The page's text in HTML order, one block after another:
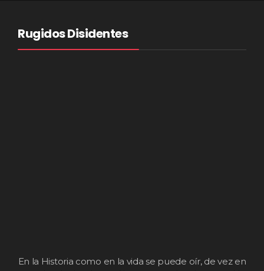
Rugidos Disidentes
En la Historia como en la vida se puede oír, de vez en